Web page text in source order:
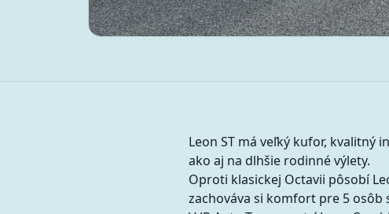
Leon ST má veľký kufor, kvalitný
ako aj na dlhšie rodinné výlety.
Oproti klasickej Octavii pôsobí
zachováva si komfort pre 5 osôb